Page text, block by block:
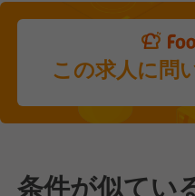
この求人に問
条件が似てい